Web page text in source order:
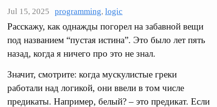
Jul 15, 2025 programming, logic
Расскажу, как однажды погорел на забавной вещи
под названием “пустая истина”. Это было лет пять
назад, когда я ничего про это не знал.
Значит, смотрите: когда мускулистые греки
работали над логикой, они ввели в том числе
предикаты. Например, белый? – это предикат. Если